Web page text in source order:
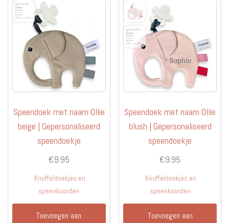
Speendoek met naam Ollie
beige | Gepersonaliseerd
speendoekje
€9.95
Knuffeldoekjes en
speenkoorden
Toevoegen aan
Speendoek met naam Ollie
blush | Gepersonaliseerd
speendoekje
€9.95
Knuffeldoekjes en
speenkoorden
Toevoegen aan